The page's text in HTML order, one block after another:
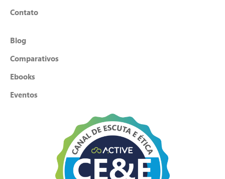
Contato
Blog
Comparativos
Ebooks
Eventos